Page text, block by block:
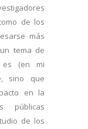
de los
más
tema de
es (en mi
sino que
en la
públicas
de los